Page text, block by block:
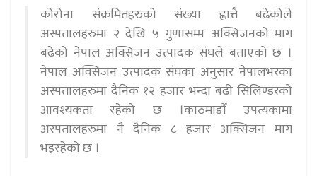
कोरोना संक्रमितहरुको संख्या ह्वात्तै बढेकोले
अस्पतालहरुमा २ देखि ५ गुणासम्म अक्सिजनको माग
बढेको नेपाल अक्सिजन उत्पादक संघले बताएको छ ।
नेपाल अक्सिजन उत्पादक संघका अनुसार नेपालभरका
अस्पतालहरुमा दैनिक १२ हजार भन्दा बढी सिलिण्डरको
आवश्यकता रहेको छ ।काठमार्डाै उपत्यकामा
अस्पतालहरुमा नै दैनिक ८ हजार अक्सिजन माग
भइरहेको छ ।